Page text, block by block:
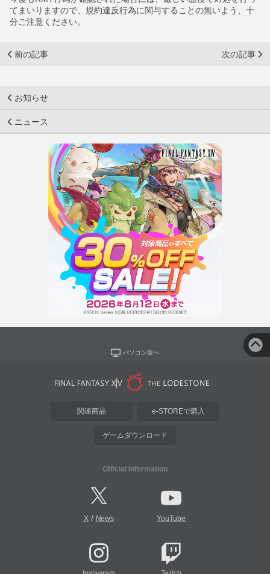
てまいりますので、規約違反行為に関与することの無いよう、十
分ご注意ください。
前の記事 次の記事
お知らせ
ニュース
パソコン版へ
関連商品 e-STOREで購入
ゲームダウンロード
Official Information
X/ News YouTube